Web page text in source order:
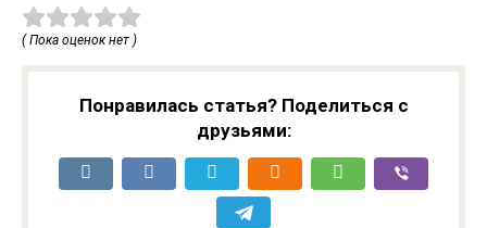
( Пока оценок нет )
Понравилась статья? Поделиться с
друзьями: